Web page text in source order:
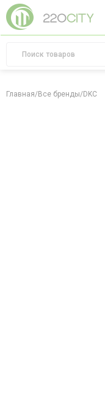
Главная/Все бренды/DKC